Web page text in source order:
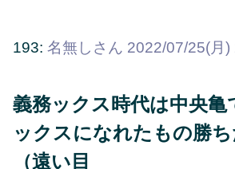
193: 名無しさん 2022/07/25(月
義務ックス時代は中央亀
ックスになれたもの勝
（遠い目